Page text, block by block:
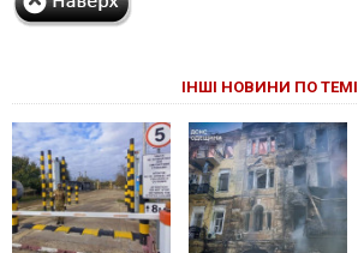
ІНШІ НОВИНИ ПО ТЕМІ